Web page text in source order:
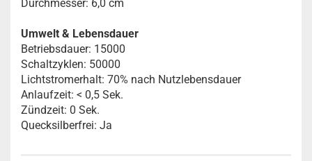
Durchmesser: 6,0 cm
Umwelt & Lebensdauer
Betriebsdauer: 15000
Schaltzyklen: 50000
Lichtstromerhalt: 70% nach Nutzlebensdauer
Anlaufzeit: < 0,5 Sek.
Zündzeit: 0 Sek.
Quecksilberfrei: Ja